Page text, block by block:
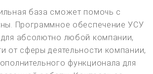
база сможет помочь с
Программное обеспечение УСУ
абсолютно любой компании,
от сферы деятельности компании,
функционала для